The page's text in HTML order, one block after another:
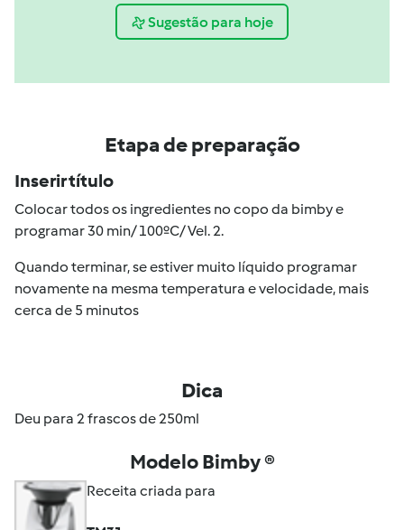
Sugestão para hoje
Etapa de preparação
Inserir título
Colocar todos os ingredientes no copo da bimby e
programar 30 min/ 100ºC/ Vel. 2.
Quando terminar, se estiver muito líquido programar
novamente na mesma temperatura e velocidade, mais
cerca de 5 minutos
Dica
Deu para 2 frascos de 250ml
Modelo Bimby ®
Receita criada para